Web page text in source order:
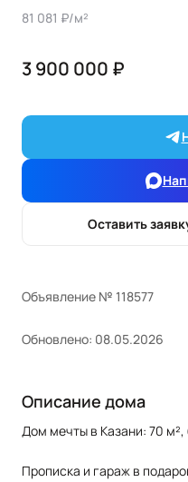
81 081 ₽/м²
3 900 000 ₽
Оставить
Объявление № 118577
Обновлено: 08.05.2026
Описание дома
Дом мечты в Казани: 70 м²,
Прописка и гараж в